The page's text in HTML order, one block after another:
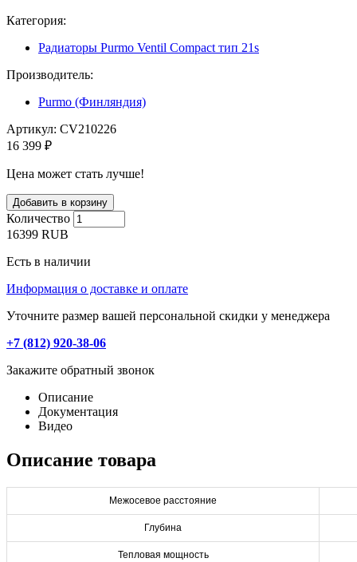
Категория:
Радиаторы Purmo Ventil Compact тип 21s
Производитель:
Purmo (Финляндия)
Артикул: CV210226
16 399 ₽
Цена может стать лучше!
Количество
16399 RUB
Есть в наличии
Информация о доставке и оплате
Уточните размер вашей персональной скидки у менеджера
+7 (812) 920-38-06
Закажите обратный звонок
Описание
Документация
Видео
Описание товара
Межосевое расстояние
Глубина
Тепловая мощность